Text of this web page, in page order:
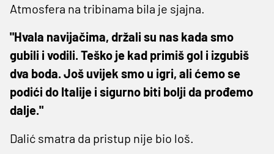
Atmosfera na tribinama bila je sjajna.
"Hvala navijačima, držali su nas kada smo
gubili i vodili. Teško je kad primiš gol i izgubiš
dva boda. Još uvijek smo u igri, ali ćemo se
podići do Italije i sigurno biti bolji da prođemo
dalje."
Dalić smatra da pristup nije bio loš.